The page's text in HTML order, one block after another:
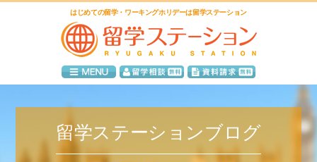
はじめての留学・ワーキングホリデーは留学ステーション
留学ステーションブログ